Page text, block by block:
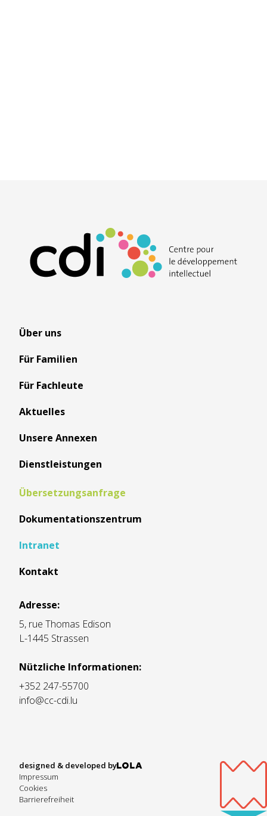
Über uns
Für Familien
Für Fachleute
Aktuelles
Unsere Annexen
Dienstleistungen
Übersetzungsanfrage
Dokumentationszentrum
Intranet
Kontakt
Adresse:
5, rue Thomas Edison
L-1445 Strassen
Nützliche Informationen:
+352 247-55700
info@cc-cdi.lu
designed & developed by
Impressum
Cookies
Barrierefreiheit